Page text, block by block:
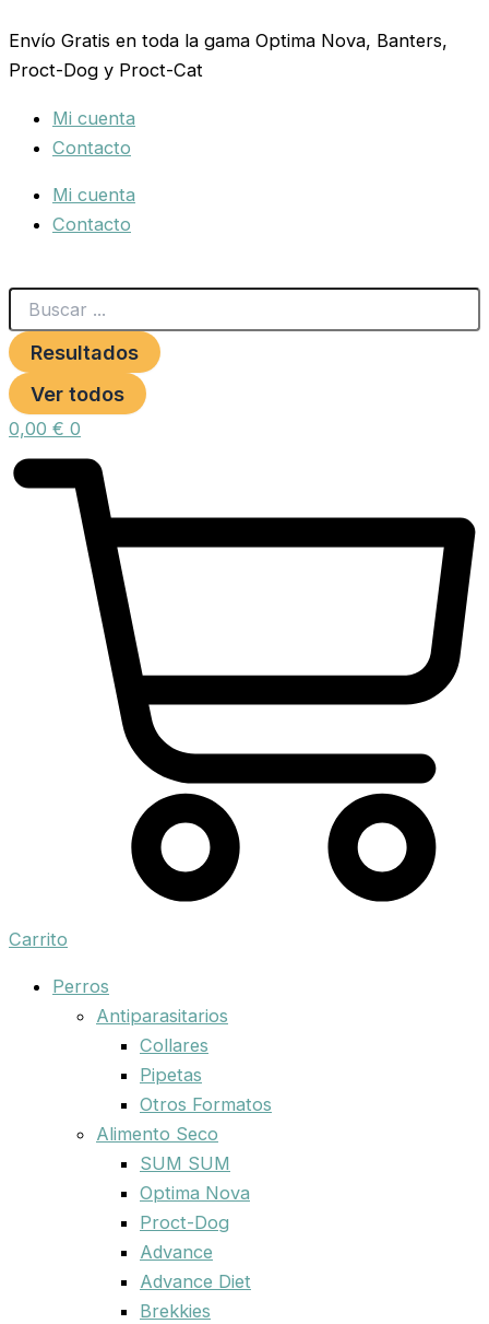
al
contenido
Envío Gratis en toda la gama Optima Nova, Banters,
Proct-Dog y Proct-Cat
Mi cuenta
Contacto
Mi cuenta
Contacto
...
Resultados
Ver todos
0,00 € 0
Carrito
Perros
Antiparasitarios
Collares
Pipetas
Otros Formatos
Alimento Seco
SUM SUM
Optima Nova
Proct-Dog
Advance
Advance Diet
Brekkies
DIAMANTES
20X350-
500MM
cantidad